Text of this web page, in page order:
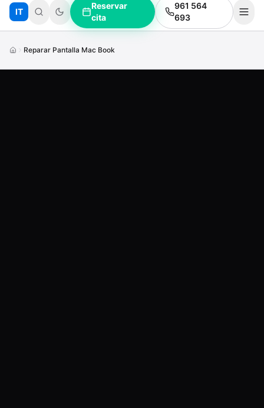
IT
Reservar
cita
961 564
693
Reparar Pantalla Mac Book